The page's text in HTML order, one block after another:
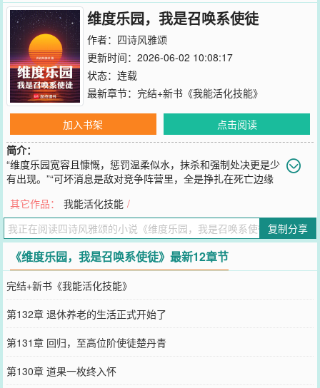
维度乐园，我是召唤系使徒
作者： 四诗风雅颂
更新时间：2026-06-02 10:08:17
状态：连载
最新章节： 完结+新书《我能活化技能》
加入书架
点击阅读
简介：
“维度乐园宽容且慷慨，惩罚温柔似水，抹杀和强制处决更是少
有出现。”“可坏消息是敌对竞争阵营里，全是挣扎在死亡边缘
情合理的。”楚丹青觉得除了自己穷到兜比脸干净外，其实过的挺好
的。…以维度使徒身份行走诸天万界，他见那深窟之中洞兽蛰伏，以
人为祀。也见水河潜蛟，山中邅迹虎，世间人心魔为祸。更有人心不
足蛇吞象，世事到头螳捕蝉。万千诸界里魑魅魍魉，百态红尘中善恶
纷纭。
您要是觉得《维度乐园，我是召唤系使徒
您QQ群和微博微信里的朋友推荐哦！
其它作品： 我能活化技能 /
复制分享
《维度乐园，我是召唤系使徒》最新12章节
完结+新书《我能活化技能》
第132章 退休养老的生活正式开始了
第131章 回归，至高位阶使徒楚丹青
第130章 道果一枚终入怀